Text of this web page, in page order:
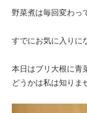
野菜煮は毎回変わっ
すでにお気に入りに
本日はブリ大根に青
どうかは私は知りま